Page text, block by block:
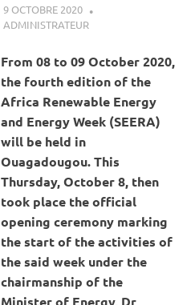
9 OCTOBRE 2020
ADMINISTRATEURACTUALITÉ
From 08 to 09 October 2020,
the fourth edition of the
Africa Renewable Energy
and Energy Week (SEERA)
will be held in
Ouagadougou.This
Thursday, October 8, then
took place the official
opening ceremony marking
the start of the activities of
the said week under the
chairmanship of the
Minister of Energy, Dr